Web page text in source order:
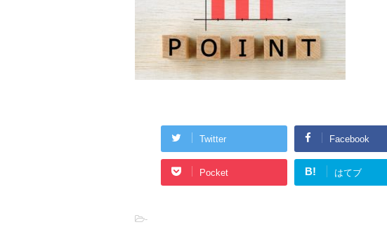
Twitter Facebook
Pocket B! はてブ
-